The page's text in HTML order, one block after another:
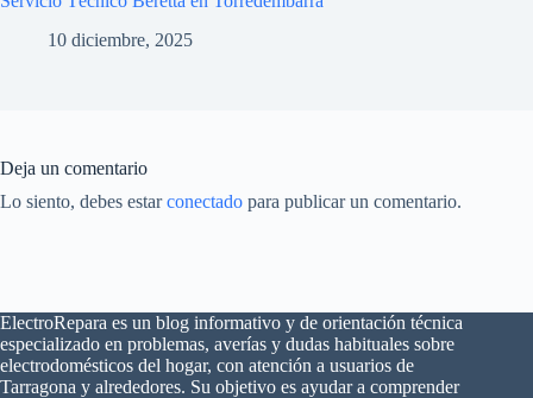
10 diciembre, 2025
Deja un comentario
Lo siento, debes estarconectado para publicar un comentario.
ElectroRepara es un blog informativo y de orientación técnica
especializado en problemas, averías y dudas habituales sobre
electrodomésticos del hogar, con atención a usuarios de
Tarragona y alrededores. Su objetivo es ayudar a comprender